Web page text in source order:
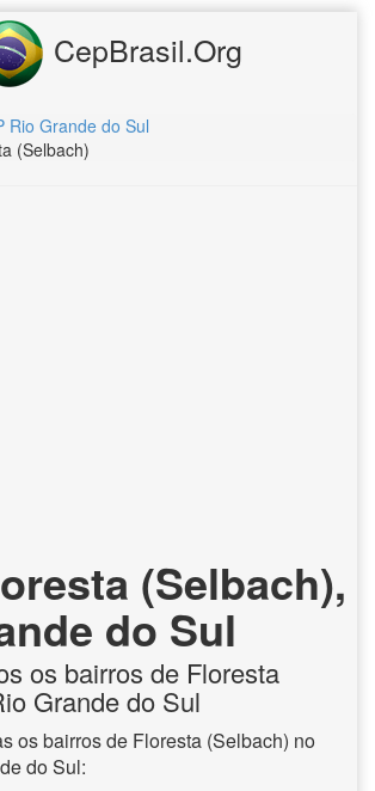
CepBrasil.Org
Rio Grande do Sul
(Selbach)
(Selbach),
do Sul
os bairros de Floresta
Grande do Sul
os bairros de Floresta (Selbach) no
do Sul: